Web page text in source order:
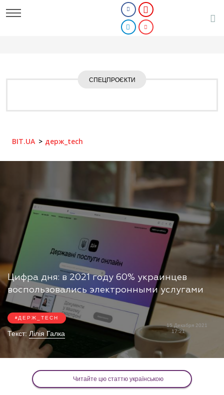
СПЕЦПРОЄКТИ
BIT.UA держ_tech
Цифра дня: в 2021 году 60% украинцев
воспользовались электронными услугами
ДЕРЖ_TECH
Текст: Лілія Галка
15 Декабря 2021
17:21
Читайте цю статтю українською